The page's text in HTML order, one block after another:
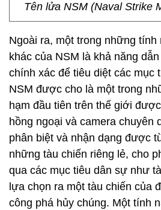
Tên lửa NSM (Naval Strike
Ngoài ra, một trong những tính
khác của NSM là khả năng
chính xác để tiêu diệt các mục
NSM được cho là một trong
hạm đầu tiên trên thế giới
hồng ngoại và camera chuyên
phân biệt và nhận dạng được
những tàu chiến riêng lẻ, cho
qua các mục tiêu dân sự như
lựa chọn ra một tàu chiến của
công phá hủy chúng. Một tính